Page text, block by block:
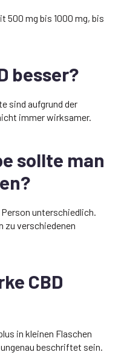
500 mg bis 1000 mg, bis
besser?
sind aufgrund der
immer wirksamer.
sollte man
unterschiedlich.
zu verschiedenen
CBD
in kleinen Flaschen
beschriftet sein.